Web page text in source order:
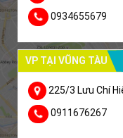
0934655679
VP TẠI VŨNG TÀU
225/3 Lưu Chí
0911676267